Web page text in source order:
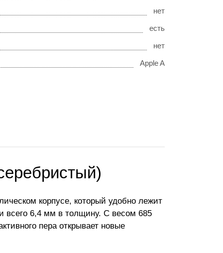
нет
есть
нет
Apple A
корпусе, который удобно лежит
всего 6,4 мм в толщину. С весом 685
пера открывает новые